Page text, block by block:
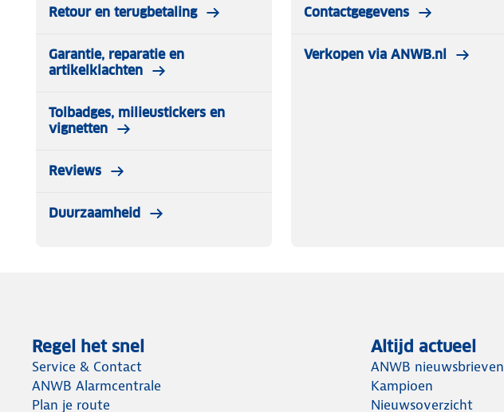
Retour en terugbetaling
Garantie, reparatie en
artikelklachten
Tolbadges, milieustickers en
vignetten
Reviews
Duurzaamheid
Contactgegevens
Verkopen via ANWB.nl
Regel het snel
Service & Contact
ANWB Alarmcentrale
Plan je route
Altijd actueel
ANWB nieuwsbrieven
Kampioen
Nieuwsoverzicht